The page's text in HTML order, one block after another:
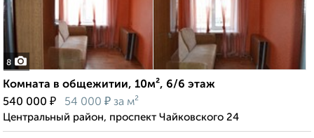
8
Комната в общежитии, 10м², 6/6 этаж
540 000 ₽ 54 000 ₽ за м²
Центральный район, проспект Чайковского 24